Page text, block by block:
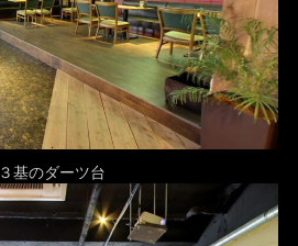
３基のダーツ台